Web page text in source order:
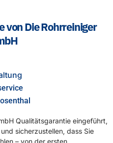
von Die Rohrreiniger
Qualitätsgarantie eingeführt,
sicherzustellen, dass Sie
– von der ersten